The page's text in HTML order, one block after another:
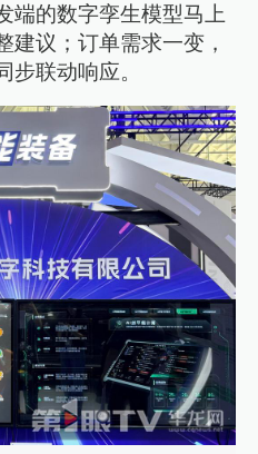
端的数字孪生模型马上
建议；订单需求一变，
步联动响应。